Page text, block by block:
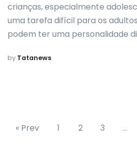
crianças, especialmente
uma tarefa difícil para os
podem ter uma personalidade
by Tatanews
« Prev 1 2 3 …